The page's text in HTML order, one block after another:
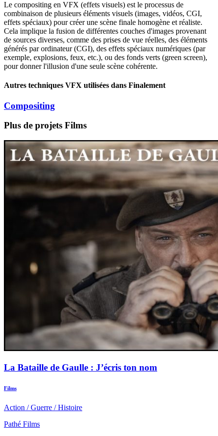
Le compositing en VFX (effets visuels) est le processus de
combinaison de plusieurs éléments visuels (images, vidéos, CGI,
effets spéciaux) pour créer une scène finale homogène et réaliste.
Cela implique la fusion de différentes couches d'images provenant
de sources diverses, comme des prises de vue réelles, des éléments
générés par ordinateur (CGI), des effets spéciaux numériques (par
exemple, explosions, feux, etc.), ou des fonds verts (green screen),
pour donner l'illusion d'une seule scène cohérente.
Autres techniques VFX utilisées dans Finalement
Compositing
Plus de projets Films
La Bataille de Gaulle : J’écris ton nom
Films
Action /Guerre /Histoire
Pathé Films